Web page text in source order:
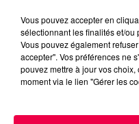
ACCUEIL
Vous pouvez accepter en
sélectionnant les finalités et/ou
Vous pouvez également
accepter". Vos préférences ne
pouvez mettre à jour vos
moment via le lien "Gérer les